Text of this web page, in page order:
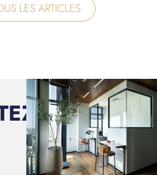
LES ARTICLES